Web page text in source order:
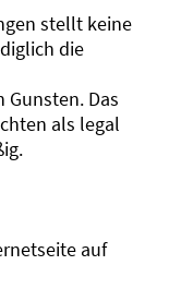
stellt keine
die
Das
als legal
auf